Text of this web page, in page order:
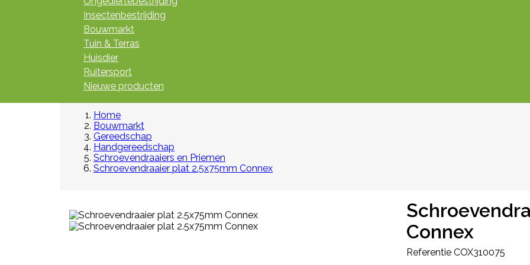
Insectenbestrijding
Bouwmarkt
Tuin & Terras
Huisdier
Ruitersport
Nieuwe producten
Home
Bouwmarkt
Gereedschap
Handgereedschap
Schroevendraaiers en Priemen
Schroevendraaier plat 2.5x75mm Connex
Connex
Referentie COX310075